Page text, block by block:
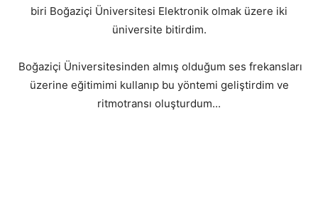
biri Boğaziçi Üniversitesi Elektronik olmak üzere iki
üniversite bitirdim.
Boğaziçi Üniversitesinden almış olduğum ses frekansları
üzerine eğitimimi kullanıp bu yöntemi geliştirdim ve
ritmotransı oluşturdum...